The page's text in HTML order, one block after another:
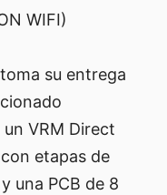
WIFI)
su entrega
VRM Direct
etapas de
una PCB de 8